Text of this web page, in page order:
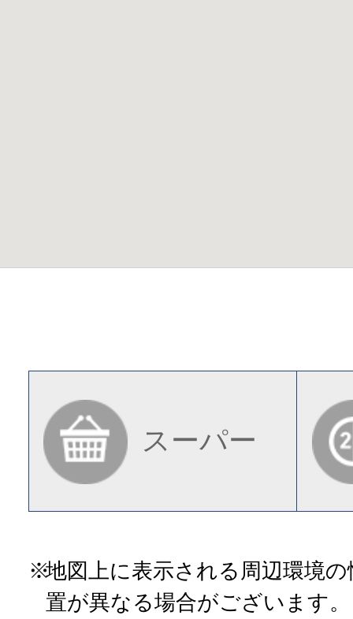
スーパー
地図上に表示される周辺環境
置が異なる場合がございます。